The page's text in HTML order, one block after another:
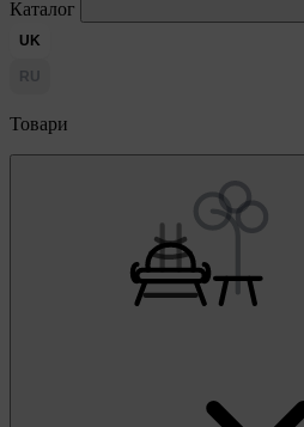
Каталог
UK
RU
Товари